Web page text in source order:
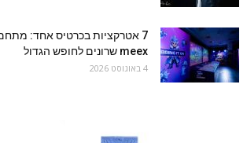
meex שרונים לחופש הגדול
4 באוגוסט 2026